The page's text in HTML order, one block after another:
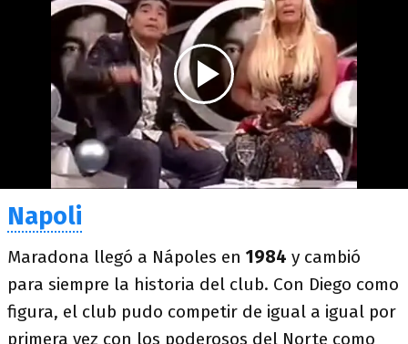
Napoli
Maradona llegó a Nápoles en 1984 y cambió
para siempre la historia del club. Con Diego como
figura, el club pudo competir de igual a igual por
primera vez con los poderosos del Norte como